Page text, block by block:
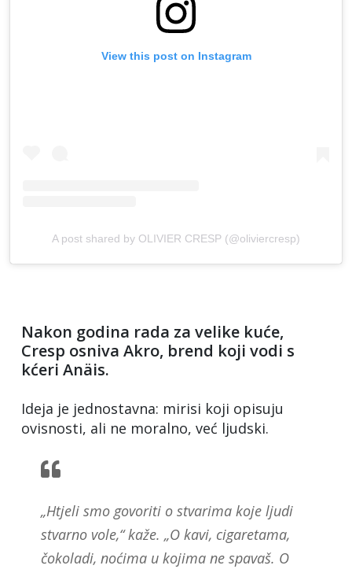
View this post on Instagram
A post shared by OLIVIER CRESP (@oliviercresp)
Nakon godina rada za velike kuće,
Cresp osniva Akro, brend koji vodi s
kćeri Anäis.
Ideja je jednostavna: mirisi koji opisuju
ovisnosti, ali ne moralno, već ljudski.
„Htjeli smo govoriti o stvarima koje ljudi
stvarno vole,“ kaže. „O kavi, cigaretama,
čokoladi, noćima u kojima ne spavaš. O